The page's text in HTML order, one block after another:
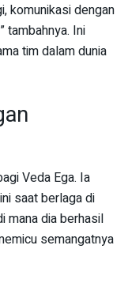
komunikasi dengan
tambahnya. Ini
tim dalam dunia
Veda Ega. Ia
saat berlaga di
mana dia berhasil
semangatnya